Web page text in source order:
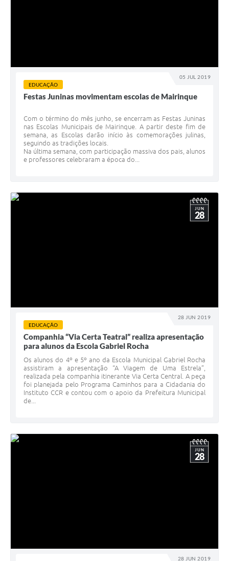
05 JUL 2019
EDUCAÇÃO
Festas Juninas movimentam escolas de Mairinque
Com o término do mês junho, se encerram as Festas Juninas
nas Escolas Municipais de Mairinque. A partir deste fim de
semana, as Escolas darão início às comemorações julinas,
seguindo as tradições locais.
Na última semana, com participação massiva dos pais, alunos
e professores celebraram a época do...
28 JUN 2019
JUN
28
EDUCAÇÃO
Companhia “Via Certa Teatral” realiza apresentação
para alunos da Escola Gabriel Rocha
Os alunos do 4º e 5º ano da Escola Municipal Gabriel Rocha
assistiram a apresentação “A Viagem de Uma Estrela”,
realizada pela companhia itinerante Via Certa Central. A peça
foi planejada pelo Programa Caminhos para a Cidadania do
Instituto CCR e contou com o apoio da Prefeitura Municipal
de...
28 JUN 2019
JUN
28